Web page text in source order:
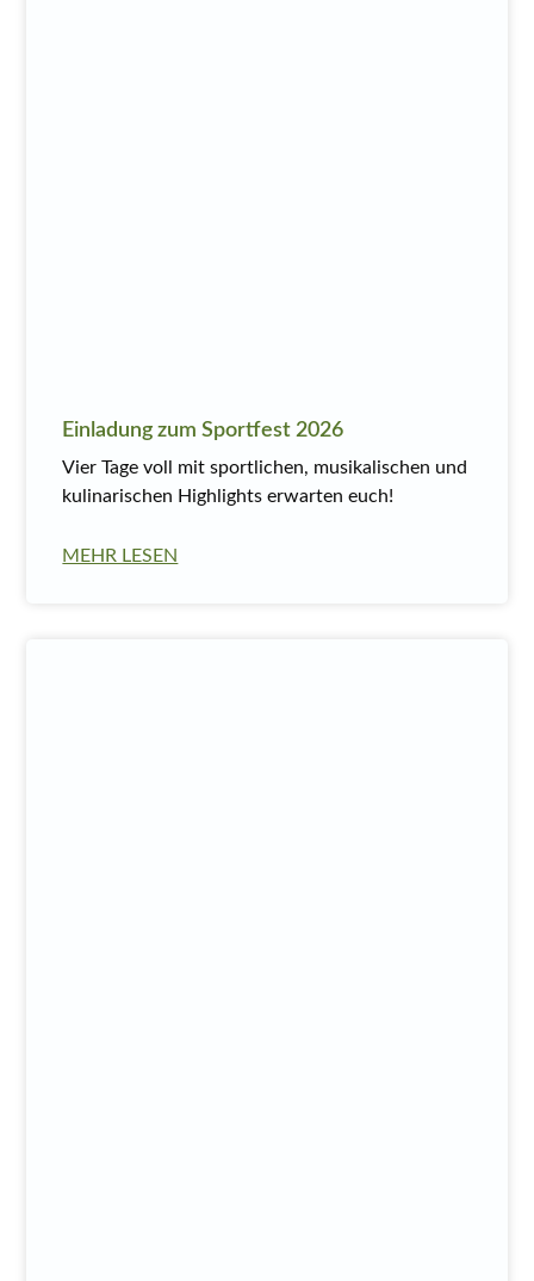
Einladung zum Sportfest 2026
Vier Tage voll mit sportlichen, musikalischen und
kulinarischen Highlights erwarten euch!
MEHR LESEN